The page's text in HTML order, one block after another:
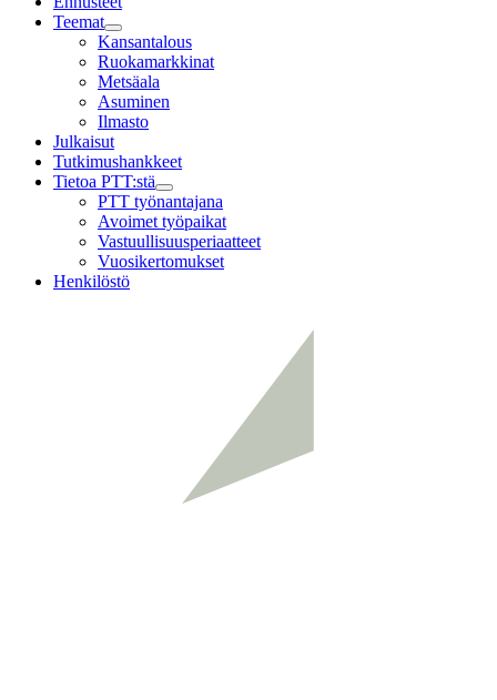
Teemat
Child
menu
Kansantalous
Ruokamarkkinat
Metsäala
Asuminen
Ilmasto
Julkaisut
Tutkimushankkeet
Tietoa PTT:stä
Child
menu
PTT työnantajana
Avoimet työpaikat
Vastuullisuusperiaatteet
Vuosikertomukset
Henkilöstö